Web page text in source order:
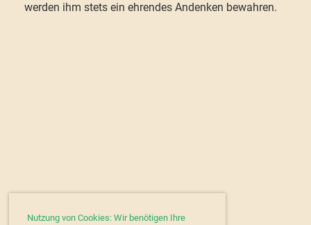
Nutzung von Cookies: Wir benötigen Ihre
werden ihm stets ein ehrendes Andenken bewahren.